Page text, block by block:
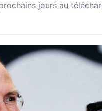
jours au